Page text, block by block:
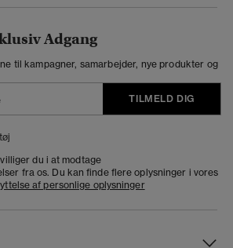
Adgang
til kampagner, samarbejder, nye produkter og
TILMELD DIG
du i at modtage
fra os. Du kan finde flere oplysninger i vores
af personlige oplysninger